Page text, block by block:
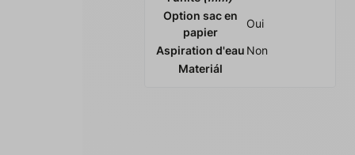
Option sac en
papier
Oui
Aspiration d'eau Non
Materiál